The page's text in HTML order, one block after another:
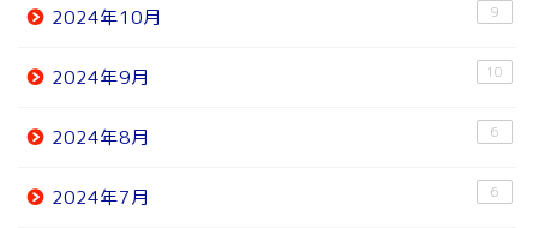
2024年10月 9
2024年9月 10
2024年8月 6
2024年7月 6